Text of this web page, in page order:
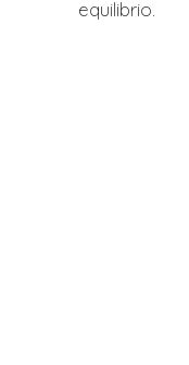
equilibrio.